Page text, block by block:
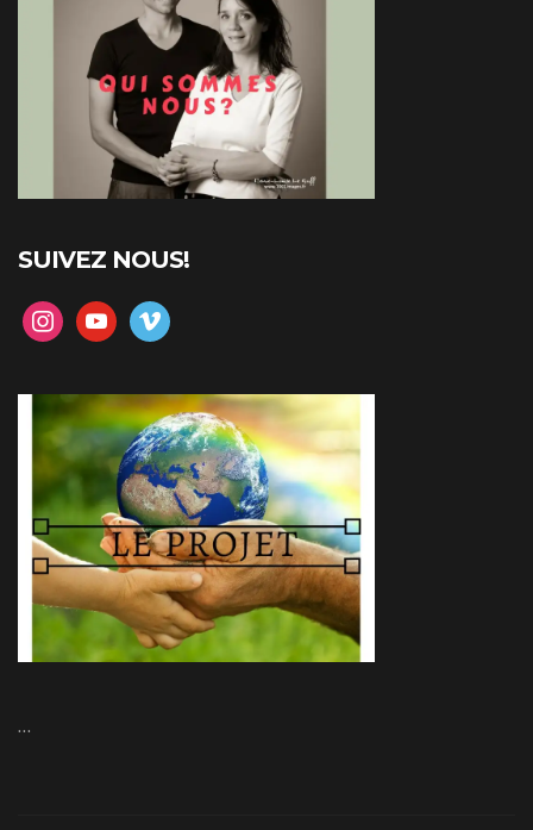
SUIVEZ NOUS!
instagramyoutubevimeo
…